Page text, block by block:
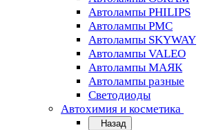
Автолампы PHILIPS
Автолампы PMC
Автолампы SKYWAY
Автолампы VALEO
Автолампы МАЯК
Автолампы разные
Светодиоды
Автохимия и косметика
Назад